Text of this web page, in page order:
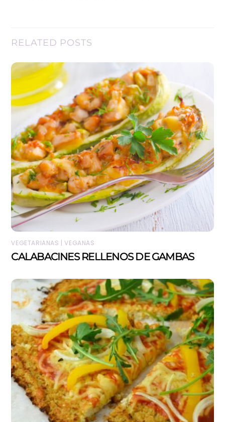
RELATED POSTS
VEGETARIANAS | VEGANAS
CALABACINES RELLENOS DE GAMBAS